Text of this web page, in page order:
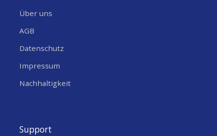
Über uns
AGB
Datenschutz
Impressum
Nachhaltigkeit
Support